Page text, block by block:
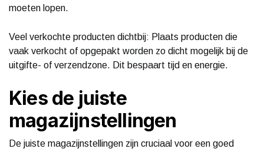
moeten lopen.
Veel verkochte producten dichtbij: Plaats producten die
vaak verkocht of opgepakt worden zo dicht mogelijk bij de
uitgifte- of verzendzone. Dit bespaart tijd en energie.
Kies de juiste
magazijnstellingen
De juiste magazijnstellingen zijn cruciaal voor een goed